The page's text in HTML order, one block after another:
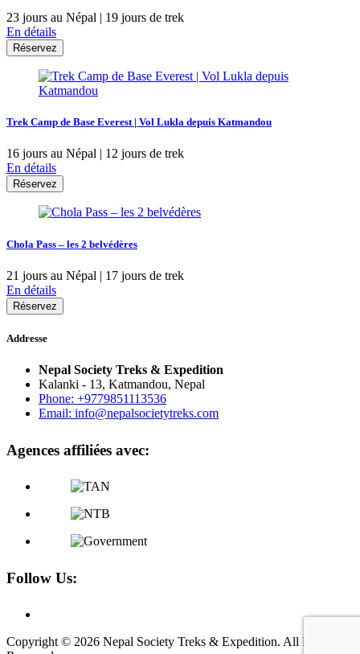
23 jours au Népal | 19 jours de trek
En détails
Réservez
Trek Camp de Base Everest | Vol Lukla depuis Katmandou
16 jours au Népal | 12 jours de trek
En détails
Réservez
Chola Pass – les 2 belvédères
21 jours au Népal | 17 jours de trek
En détails
Réservez
Addresse
Nepal Society Treks & Expedition
Kalanki - 13, Katmandou, Nepal
Phone: +9779851113536
Email: info@nepalsocietytreks.com
Agences affiliées avec:
Follow Us:
Copyright © 2026 Nepal Society Treks & Expedition. All Rights